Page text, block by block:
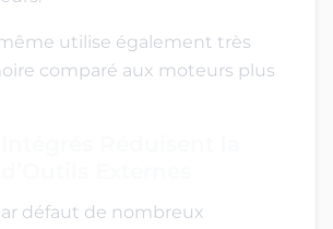
utilise également très
comparé aux moteurs plus
défaut de nombreux